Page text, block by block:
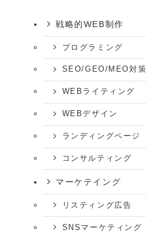
戦略的WEB制作
プログラミング
SEO/GEO/MEO対策
WEBライティング
WEBデザイン
ランディングページ
コンサルティング
マーケテイング
リスティング広告
SNSマーケティング